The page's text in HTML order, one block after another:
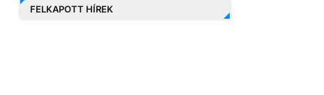
FELKAPOTT HÍREK